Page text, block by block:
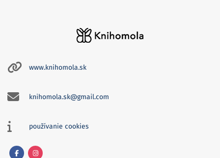
www.knihomola.sk
knihomola.sk@gmail.com
používanie cookies